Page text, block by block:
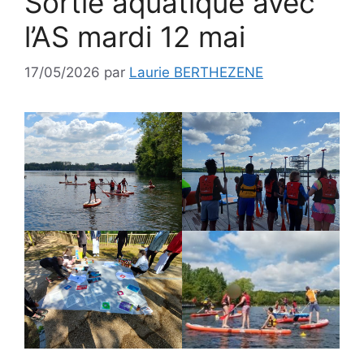
l’AS mardi 12 mai
17/05/2026 par Laurie BERTHEZENE